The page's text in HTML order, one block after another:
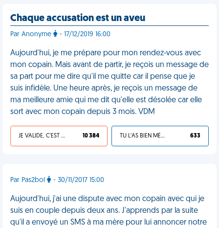
Chaque accusation est un aveu
Par Anonyme - 17/12/2019 16:00
Aujourd'hui, je me prépare pour mon rendez-vous avec
mon copain. Mais avant de partir, je reçois un message de
sa part pour me dire qu'il me quitte car il pense que je
suis infidèle. Une heure après, je reçois un message de
ma meilleure amie qui me dit qu'elle est désolée car elle
sort avec mon copain depuis 3 mois. VDM
JE VALIDE, C'EST UNE VDM 10 384 TU L'AS BIEN MÉRITÉ 633
Par Pas2bol - 30/11/2017 15:00
Aujourd'hui, j'ai une dispute avec mon copain avec qui je
suis en couple depuis deux ans. J'apprends par la suite
qu'il a envoyé un SMS à ma mère pour lui annoncer notre